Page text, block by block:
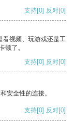
支持[0] 反对[0]
看视频、玩游戏还是工
顿了。
支持[0] 反对[0]
安全性的连接。
支持[0] 反对[0]